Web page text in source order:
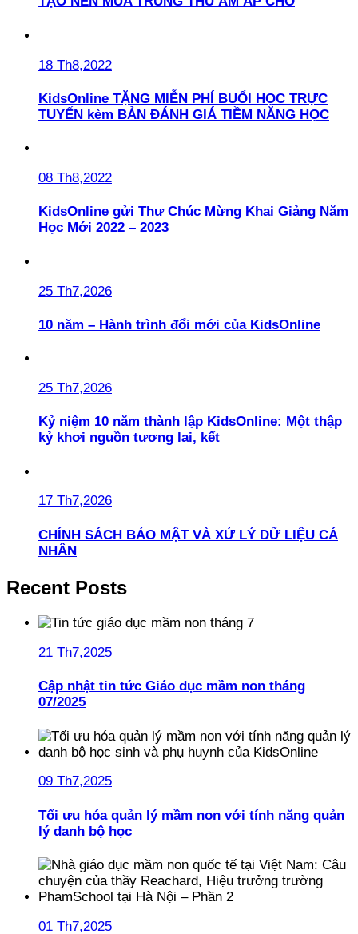
18 Th8,2022
KidsOnline TẶNG MIỄN PHÍ BUỔI HỌC TRỰC
TUYẾN kèm BẢN ĐÁNH GIÁ TIỀM NĂNG HỌC
08 Th8,2022
KidsOnline gửi Thư Chúc Mừng Khai Giảng Năm
Học Mới 2022 – 2023
25 Th7,2026
10 năm – Hành trình đổi mới của KidsOnline
25 Th7,2026
Kỷ niệm 10 năm thành lập KidsOnline: Một thập
kỷ khơi nguồn tương lai, kết
17 Th7,2026
CHÍNH SÁCH BẢO MẬT VÀ XỬ LÝ DỮ LIỆU CÁ
NHÂN
Recent Posts
21 Th7,2025
Cập nhật tin tức Giáo dục mầm non tháng
07/2025
09 Th7,2025
Tối ưu hóa quản lý mầm non với tính năng quản
lý danh bộ học
01 Th7,2025